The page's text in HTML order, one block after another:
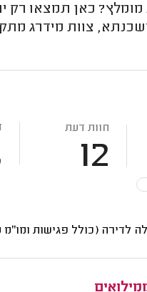
כאן תמצאו רק
צוות מידרג
חוות דעת
12
לדירה (כולל פגישות